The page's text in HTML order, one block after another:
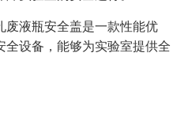
液瓶安全盖是一款性能优
设备，能够为实验室提供全